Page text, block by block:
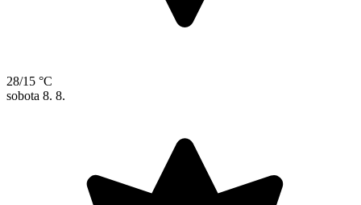
28/15 °C
sobota 8. 8.